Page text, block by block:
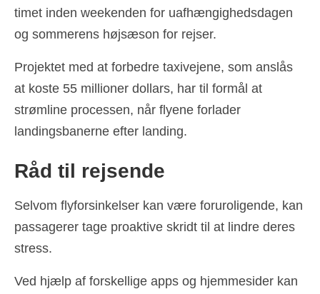
timet inden weekenden for uafhængighedsdagen
og sommerens højsæson for rejser.
Projektet med at forbedre taxivejene, som anslås
at koste 55 millioner dollars, har til formål at
strømline processen, når flyene forlader
landingsbanerne efter landing.
Råd til rejsende
Selvom flyforsinkelser kan være foruroligende, kan
passagerer tage proaktive skridt til at lindre deres
stress.
Ved hjælp af forskellige apps og hjemmesider kan